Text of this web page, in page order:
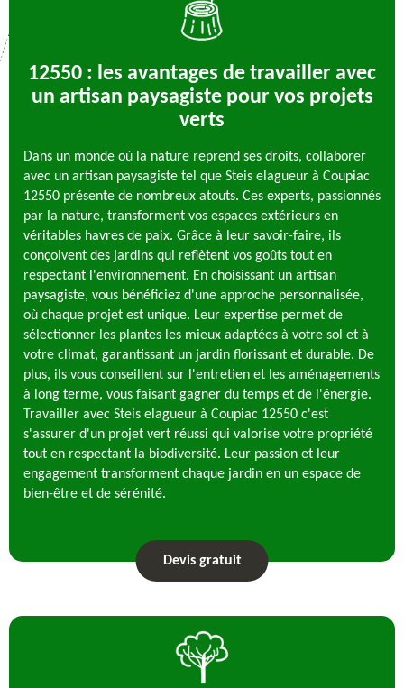
12550 : les avantages de travailler avec
un artisan paysagiste pour vos projets
verts
Dans un monde où la nature reprend ses droits, collaborer
avec un artisan paysagiste tel que Steis elagueur à Coupiac
12550 présente de nombreux atouts. Ces experts, passionnés
par la nature, transforment vos espaces extérieurs en
véritables havres de paix. Grâce à leur savoir-faire, ils
conçoivent des jardins qui reflètent vos goûts tout en
respectant l'environnement. En choisissant un artisan
paysagiste, vous bénéficiez d'une approche personnalisée,
où chaque projet est unique. Leur expertise permet de
sélectionner les plantes les mieux adaptées à votre sol et à
votre climat, garantissant un jardin florissant et durable. De
plus, ils vous conseillent sur l'entretien et les aménagements
à long terme, vous faisant gagner du temps et de l'énergie.
Travailler avec Steis elagueur à Coupiac 12550 c'est
s'assurer d'un projet vert réussi qui valorise votre propriété
tout en respectant la biodiversité. Leur passion et leur
engagement transforment chaque jardin en un espace de
bien-être et de sérénité.
Devis gratuit